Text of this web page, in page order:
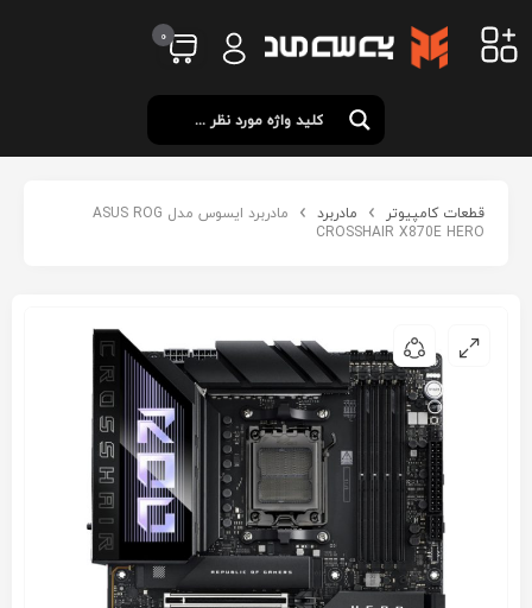
0
قطعات کامپیوتر مادربرد
مادربرد ایسوس مدل ASUS ROG
CROSSHAIR X870E HERO